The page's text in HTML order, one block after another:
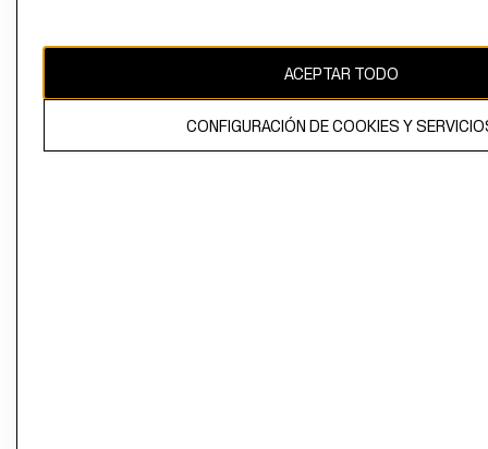
propiedad de H&M Hennes & Mauritz AB
ACEPTAR TODO
CONFIGURACIÓN DE COOKIES Y